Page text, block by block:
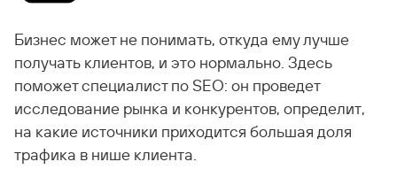
Бизнес может не понимать, откуда ему лучше
получать клиентов, и это нормально. Здесь
поможет специалист по SEO: он проведет
исследование рынка и конкурентов, определит,
на какие источники приходится большая доля
трафика в нише клиента.